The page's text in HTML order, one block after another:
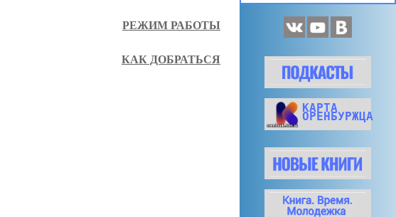
РЕЖИМ РАБОТЫ
КАК ДОБРАТЬСЯ
КАРТА
ОРЕНБУРЖЦА